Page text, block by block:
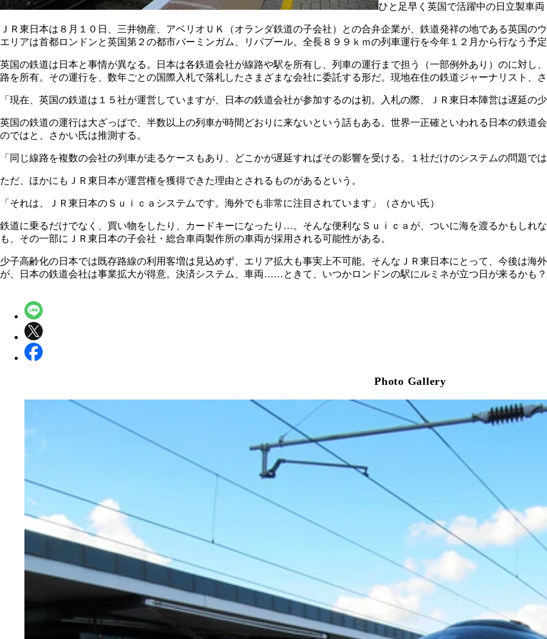
ひと足早く英国で活躍中の日立製車
ＪＲ東日本は８月１０日、三井物産、アベリオＵＫ（オランダ鉄道の子会社）との合弁企業が、鉄道発祥の地である英国の
エリアは首都ロンドンと英国第２の都市バーミンガム、リパプール。全長８９９ｋｍの列車運行を今年１２月から行なう予定
英国の鉄道は日本と事情が異なる。日本は各鉄道会社が線路や駅を所有し、列車の運行まで担う（一部例外あり）のに対し
路を所有。その運行を、数年ごとの国際入札で落札したさまざまな会社に委託する形だ。現地在住の鉄道ジャーナリスト、
「現在、英国の鉄道は１５社が運営していますが、日本の鉄道会社が参加するのは初。入札の際、ＪＲ東日本陣営は遅延の
英国の鉄道の運行は大ざっぱで、半数以上の列車が時間どおりに来ないという話もある。世界一正確といわれる日本の鉄道
のではと、さかい氏は推測する。
「同じ線路を複数の会社の列車が走るケースもあり、どこかが遅延すればその影響を受ける。１社だけのシステムの問題では
ただ、ほかにもＪＲ東日本が運営権を獲得できた理由とされるものがあるという。
「それは、ＪＲ東日本のＳｕｉｃａシステムです。海外でも非常に注目されています」（さかい氏）
鉄道に乗るだけでなく、買い物をしたり、カードキーになったり…。そんな便利なＳｕｉｃａが、ついに海を渡るかもしれ
も、その一部にＪＲ東日本の子会社・総合車両製作所の車両が採用される可能性がある。
少子高齢化の日本では既存路線の利用客増は見込めず、エリア拡大も事実上不可能。そんなＪＲ東日本にとって、今後は海
が、日本の鉄道会社は事業拡大が得意。決済システム、車両……ときて、いつかロンドンの駅にルミネが立つ日が来るかも？
Photo Gallery